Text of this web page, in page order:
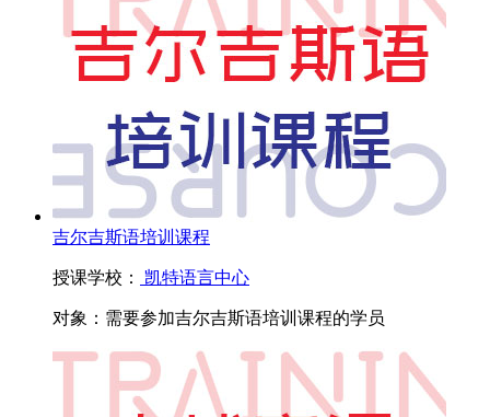
吉尔吉斯语培训课程
授课学校： 凯特语言中心
对象： 需要参加吉尔吉斯语培训课程的学员